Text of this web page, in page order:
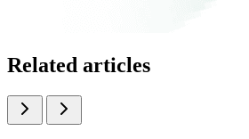
Related articles